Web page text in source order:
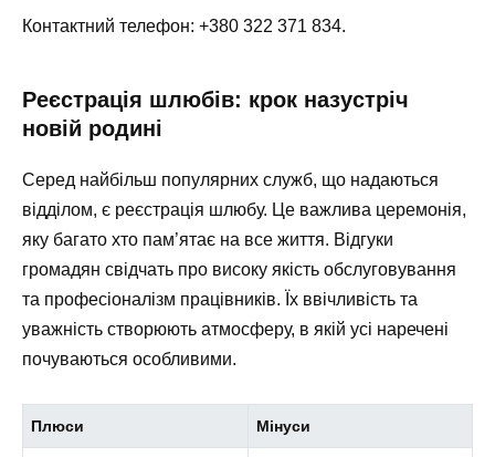
Контактний телефон: +380 322 371 834.
Реєстрація шлюбів: крок назустріч
новій родині
Серед найбільш популярних служб, що надаються
відділом, є реєстрація шлюбу. Це важлива церемонія,
яку багато хто пам’ятає на все життя. Відгуки
громадян свідчать про високу якість обслуговування
та професіоналізм працівників. Їх ввічливість та
уважність створюють атмосферу, в якій усі наречені
почуваються особливими.
Плюси Мінуси